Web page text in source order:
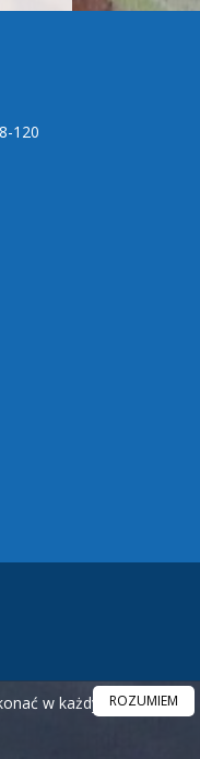
120
w każdym czasie.
ROZUMIEM